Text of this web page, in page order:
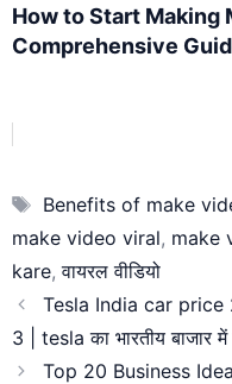
How to Start Making
Comprehensive
Tags
Benefits of make
make video viral, make
kare,वायरल वीडियो
Tesla India car price
3 | tesla का भारतीय बाजार
Top 20 Business